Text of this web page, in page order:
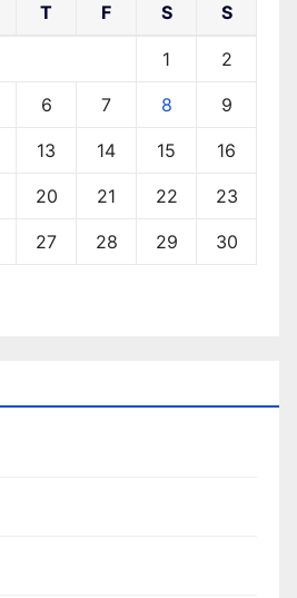
T F S S
1 2
6 7 8 9
13 14 15 16
20 21 22 23
27 28 29 30